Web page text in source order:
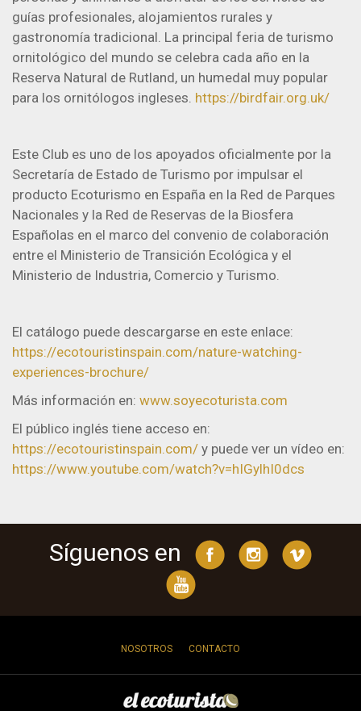
guías profesionales, alojamientos rurales y
gastronomía tradicional. La principal feria de turismo
ornitológico del mundo se celebra cada año en la
Reserva Natural de Rutland, un humedal muy popular
para los ornitólogos ingleses. https://birdfair.org.uk/
Este Club es uno de los apoyados oficialmente por la
Secretaría de Estado de Turismo por impulsar el
producto Ecoturismo en España en la Red de Parques
Nacionales y la Red de Reservas de la Biosfera
Españolas en el marco del convenio de colaboración
entre el Ministerio de Transición Ecológica y el
Ministerio de Industria, Comercio y Turismo.
El catálogo puede descargarse en este enlace:
https://ecotouristinspain.com/nature-watching-
experiences-brochure/
Más información en: www.soyecoturista.com
El público inglés tiene acceso en:
https://ecotouristinspain.com/ y puede ver un vídeo en:
https://www.youtube.com/watch?v=hIGylhI0dcs
Síguenos en
NOSOTROS CONTACTO